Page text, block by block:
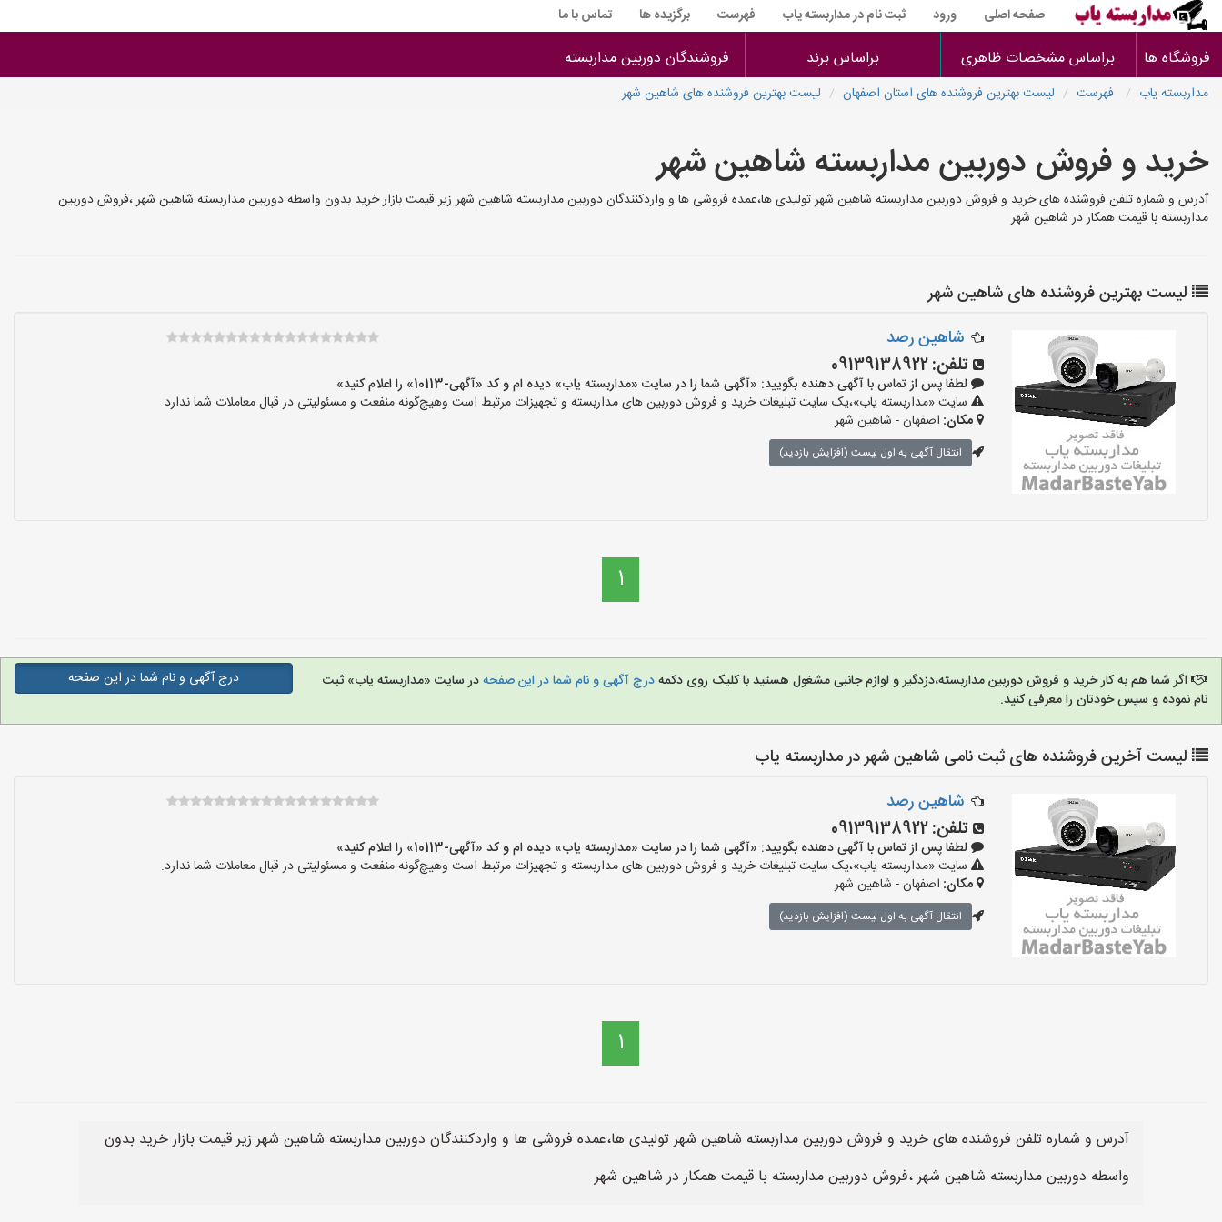
صفحه اصلی ورود ثبت نام در مداربسته یاب فهرست برگزیده ها تماس با ما
فروشگاه ها براساس مشخصات ظاهری براساس برند فروشندگان دوربین مداربسته
مداربسته یاب فهرست لیست بهترین فروشنده های استان اصفهان لیست بهترین فروشنده های شاهین شهر
خرید و فروش دوربین مداربسته شاهین شهر
آدرس و شماره تلفن فروشنده های خرید و فروش دوربین مداربسته شاهین شهر تولیدی ها،عمده فروشی ها و واردکنندگان دوربین مداربسته شاهین شهر زیر قیمت بازار خرید بدون واسطه دوربین مداربسته شاهین شهر ،فروش دوربین
مداربسته با قیمت همکار در شاهین شهر
لیست بهترین فروشنده های شاهین شهر
شاهین رصد
تلفن:09139138922
لطفا پس از تماس با آگهی دهنده بگویید: «آگهی شما را در سایت «مداربسته یاب» دیده ام و کد «آگهی-10113» را اعلام کنید»
سایت «مداربسته یاب»،یک سایت تبلیغات خرید و فروش دوربین های مداربسته و تجهیزات مرتبط است وهیچ‌گونه منفعت و مسئولیتی در قبال معاملات شما ندارد.
مکان: اصفهان - شاهین شهر
انتقال آگهی به اول لیست (افزایش بازدید)
1
اگر شما هم به کار خرید و فروش دوربین مداربسته،دزدگیر و لوازم جانبی مشغول هستید با کلیک روی دکمهدرج آگهی و نام شما در این صفحهدر سایت «مداربسته یاب» ثبت
نام نموده و سپس خودتان را معرفی کنید.
درج آگهی و نام شما در این صفحه
لیست آخرین فروشنده های ثبت نامی شاهین شهر در مداربسته یاب
شاهین رصد
تلفن:09139138922
لطفا پس از تماس با آگهی دهنده بگویید: «آگهی شما را در سایت «مداربسته یاب» دیده ام و کد «آگهی-10113» را اعلام کنید»
سایت «مداربسته یاب»،یک سایت تبلیغات خرید و فروش دوربین های مداربسته و تجهیزات مرتبط است وهیچ‌گونه منفعت و مسئولیتی در قبال معاملات شما ندارد.
مکان: اصفهان - شاهین شهر
انتقال آگهی به اول لیست (افزایش بازدید)
1
آدرس و شماره تلفن فروشنده های خرید و فروش دوربین مداربسته شاهین شهر تولیدی ها،عمده فروشی ها و واردکنندگان دوربین مداربسته شاهین شهر زیر قیمت بازار خرید بدون
واسطه دوربین مداربسته شاهین شهر ،فروش دوربین مداربسته با قیمت همکار در شاهین شهر